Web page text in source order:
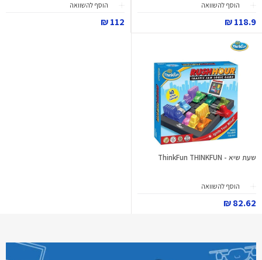
הוסף להשוואה
118.9 ₪
הוסף להשוואה
112 ₪
שעת שיא - ThinkFun THINKFUN
הוסף להשוואה
82.62 ₪